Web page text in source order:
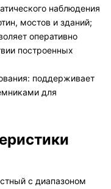
наблюдения
мостов и зданий;
оперативно
построенных
поддерживает
для
с диапазоном